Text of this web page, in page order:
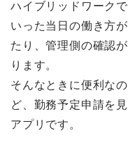
ハイブリッドワーク
いった当日の働き方
たり、管理側の確認
ります。
そんなときに便利な
ど、勤務予定申請を
アプリです。